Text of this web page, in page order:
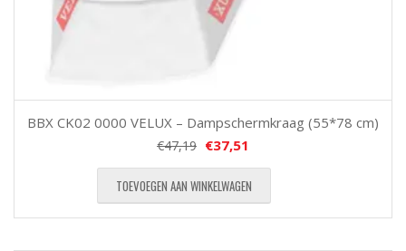
BBX CK02 0000 VELUX – Dampschermkraag (55*78 cm)
€47,19 €37,51
TOEVOEGEN AAN WINKELWAGEN